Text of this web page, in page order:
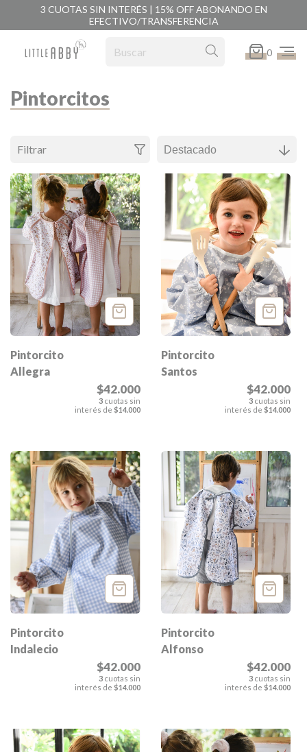
3 CUOTAS SIN INTERÉS | 15% OFF ABONANDO EN
EFECTIVO/TRANSFERENCIA
0
Pintorcitos
Filtrar
Pintorcito
Allegra
$42.000
3cuotas sin
interés de $14.000
Pintorcito
Santos
$42.000
3 cuotas sin
interés de$14.000
Pintorcito
Indalecio
$42.000
3cuotas sin
interés de $14.000
Pintorcito
Alfonso
$42.000
3 cuotas sin
interés de$14.000